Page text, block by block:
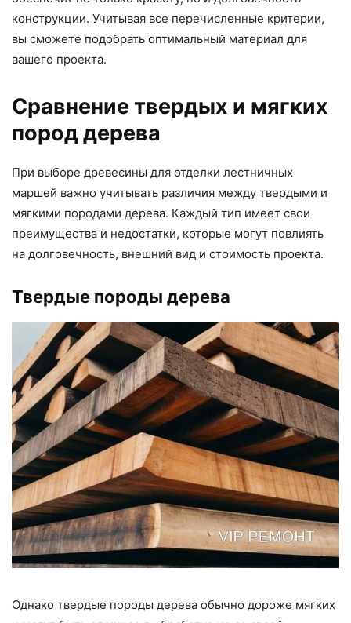
конструкции. Учитывая все перечисленные критерии,
вы сможете подобрать оптимальный материал для
вашего проекта.
Сравнение твердых и мягких
пород дерева
При выборе древесины для отделки лестничных
маршей важно учитывать различия между твердыми и
мягкими породами дерева. Каждый тип имеет свои
преимущества и недостатки, которые могут повлиять
на долговечность, внешний вид и стоимость проекта.
Твердые породы дерева
Однако твердые породы дерева обычно дороже мягких